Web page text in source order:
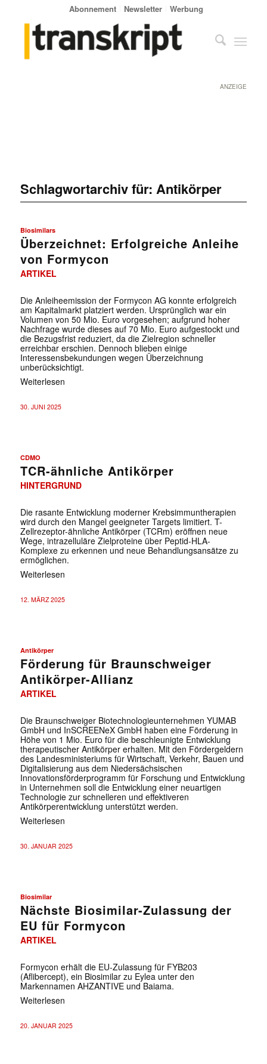
Abonnement Newsletter Werbung
ANZEIGE
Schlagwortarchiv für: Antikörper
Biosimilars
Überzeichnet: Erfolgreiche Anleihe
von Formycon
ARTIKEL
Die Anleiheemission der Formycon AG konnte erfolgreich
am Kapitalmarkt platziert werden. Ursprünglich war ein
Volumen von 50 Mio. Euro vorgesehen; aufgrund hoher
Nachfrage wurde dieses auf 70 Mio. Euro aufgestockt und
die Bezugsfrist reduziert, da die Zielregion schneller
erreichbar erschien. Dennoch blieben einige
Interessensbekundungen wegen Überzeichnung
unberücksichtigt.
Weiterlesen
30. JUNI 2025
CDMO
TCR-ähnliche Antikörper
HINTERGRUND
Die rasante Entwicklung moderner Krebsimmuntherapien
wird durch den Mangel geeigneter Targets limitiert. T-
Zellrezeptor-ähnliche Antikörper (TCRm) eröffnen neue
Wege, intrazelluläre Zielproteine über Peptid-HLA-
Komplexe zu erkennen und neue Behandlungsansätze zu
ermöglichen.
Weiterlesen
12. MÄRZ 2025
Antikörper
Förderung für Braunschweiger
Antikörper-Allianz
ARTIKEL
Die Braunschweiger Biotechnologieunternehmen YUMAB
GmbH und InSCREENeX GmbH haben eine Förderung in
Höhe von 1 Mio. Euro für die beschleunigte Entwicklung
therapeutischer Antikörper erhalten. Mit den Fördergeldern
des Landesministeriums für Wirtschaft, Verkehr, Bauen und
Digitalisierung aus dem Niedersächsischen
Innovationsförderprogramm für Forschung und Entwicklung
in Unternehmen soll die Entwicklung einer neuartigen
Technologie zur schnelleren und effektiveren
Antikörperentwicklung unterstützt werden.
Weiterlesen
30. JANUAR 2025
Biosimilar
Nächste Biosimilar-Zulassung der
EU für Formycon
ARTIKEL
Formycon erhält die EU-Zulassung für FYB203
(Aflibercept), ein Biosimilar zu Eylea unter den
Markennamen AHZANTIVE und Baiama.
Weiterlesen
20. JANUAR 2025